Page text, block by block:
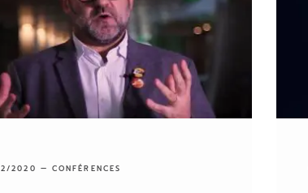
2020 — CONFÉRENCES